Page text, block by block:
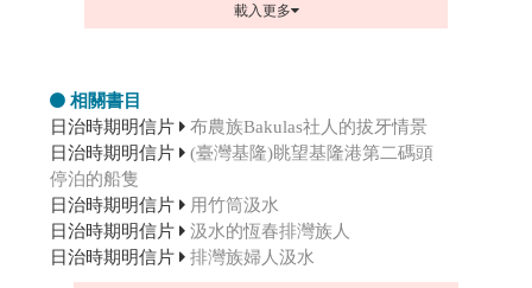
載入更多
相關書目
日治時期明信片 布農族Bakulas社人的拔牙情景
日治時期明信片 (臺灣基隆)眺望基隆港第二碼頭
停泊的船隻
日治時期明信片
用竹筒汲水
日治時期明信片 汲水的恆春排灣族人
日治時期明信片 排灣族婦人汲水